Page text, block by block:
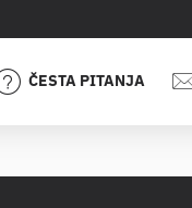
ČESTA PITANJA